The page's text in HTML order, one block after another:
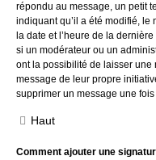
répondu au message, un petit
indiquant qu’il a été modifié, le
la date et l’heure de la
si un modérateur ou un
ont la possibilité de laisser une
message de leur propre
supprimer un message une
Haut
Comment ajouter une